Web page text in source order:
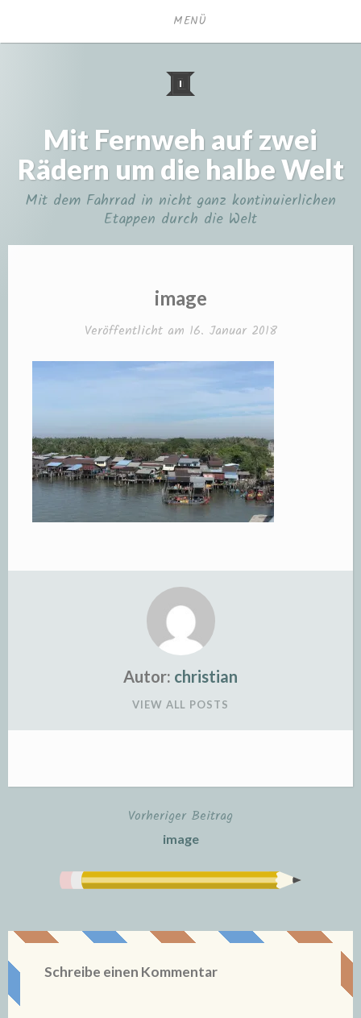
MENÜ
Mit Fernweh auf zwei
Rädern um die halbe Welt
Mit dem Fahrrad in nicht ganz kontinuierlichen
Etappen durch die Welt
image
Veröffentlicht am 16. Januar 2018
Autor: christian
VIEW ALL POSTS
Vorheriger Beitrag
image
Schreibe einen Kommentar